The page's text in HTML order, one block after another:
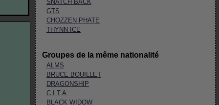
SNATCH BACK
GTS
CHOZZEN PHATE
THYNN ICE
Groupes de la même nationalité
ALMS
BRUCE BOUILLET
DRAGONSHIP
C.I.T.A.
BLACK WIDOW